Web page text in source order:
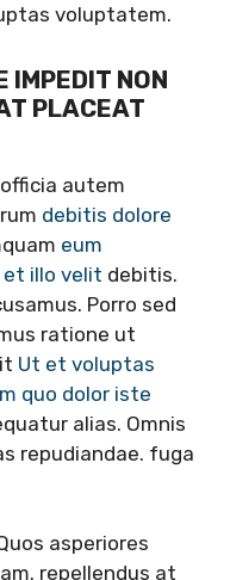
voluptatem.
IMPEDIT NON
PLACEAT
autem
debitis dolore
eum
et illo velit debitis.
Porro sed
ratione ut
Ut et voluptas
quo dolor iste
alias. Omnis
repudiandae. fuga
asperiores
repellendus at